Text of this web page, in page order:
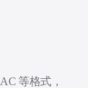
等格式，